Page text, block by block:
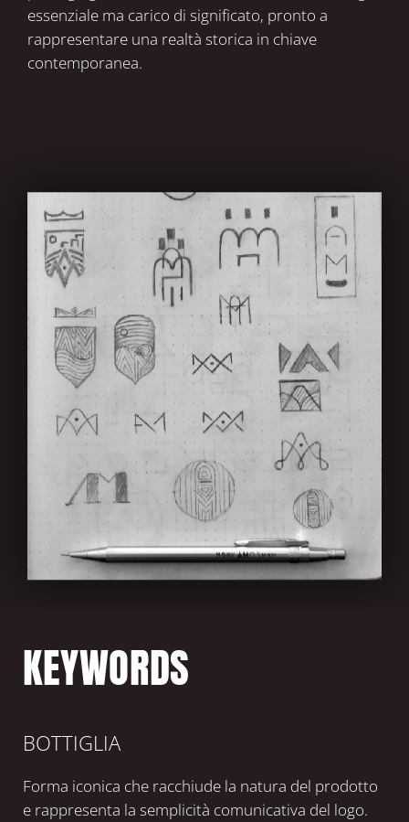
essenziale ma carico di significato, pronto a
rappresentare una realtà storica in chiave
contemporanea.
KEYWORDS
BOTTIGLIA
Forma iconica che racchiude la natura del prodotto
e rappresenta la semplicità comunicativa del logo.